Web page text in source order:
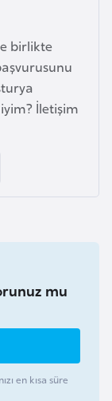
birlikte
İletişim
mu
en kısa süre